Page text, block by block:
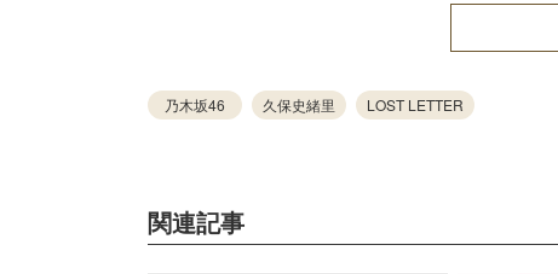
乃木坂46 久保史緒里 LOST LETTER
関連記事